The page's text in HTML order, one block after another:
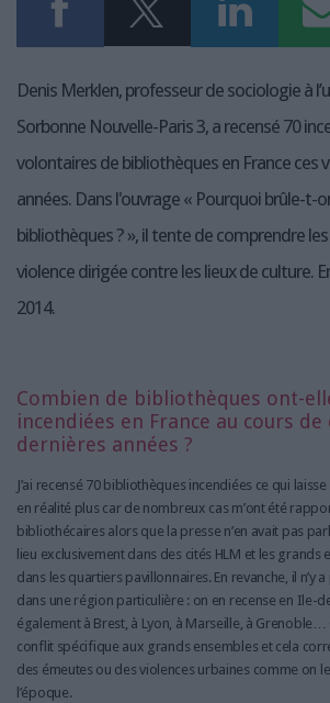
Denis Merklen, professeur de sociologie à
Sorbonne Nouvelle-Paris 3, a recensé 70
volontaires de bibliothèques en France ces
années. Dans l'ouvrage « Pourquoi brûle-t-
bibliothèques ? », il tente de comprendre
violence dirigée contre les lieux de culture.
2014.
Combien de bibliothèques ont-
incendiées en France au cours de
dernières années ?
J’ai recensé 70 bibliothèques incendiées ce qui
en réalité plus car de nombreux cas m’ont été
bibliothécaires alors que la presse n’en avait pas
lieu exclusivement dans des cités HLM et les grands
dans les quartiers pavillonnaires. En revanche, il n’y
dans une région particulière : on en recense en Ile-
également à Brest, à Lyon, à Marseille, à Grenoble…
conflit spécifique aux grands ensembles et cela
des émeutes ou des violences urbaines comme on
l’époque.